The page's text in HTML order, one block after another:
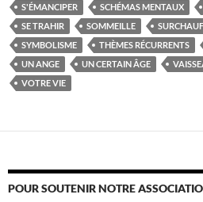
S'ÉMANCIPER
SCHÉMAS MENTAUX
SE TRAHIR
SOMMEILLE
SYMBOLISME
THÈMES RÉCURRENTS
UN ANGE
UN CERTAIN ÂGE
VOTRE VIE
POUR SOUTENIR NOTRE